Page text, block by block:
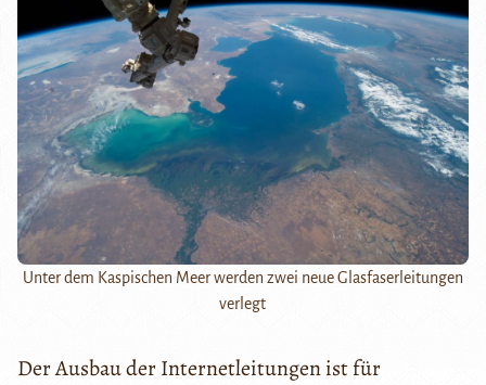
Unter dem Kaspischen Meer werden zwei neue Glasfaserleitungen
verlegt
Der Ausbau der Internetleitungen ist für